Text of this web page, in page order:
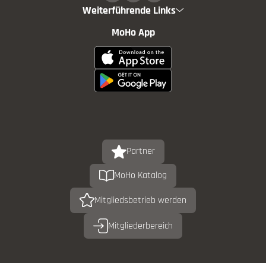
Weiterführende Links
MoHo App
Partner
MoHo Katalog
Mitgliedsbetrieb werden
Mitgliederbereich